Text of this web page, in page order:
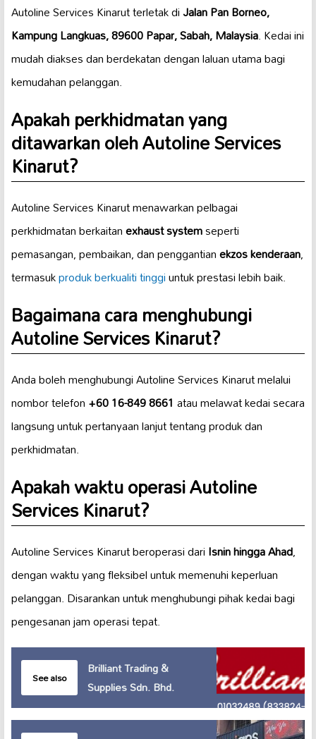
Autoline Services Kinarut terletak diJalan Pan Borneo,
Kampung Langkuas, 89600 Papar, Sabah, Malaysia. Kedai ini
mudah diakses dan berdekatan dengan laluan utama bagi
kemudahan pelanggan.
Apakah perkhidmatan yang
ditawarkan oleh Autoline Services
Kinarut?
Autoline Services Kinarut menawarkan pelbagai
perkhidmatan berkaitanexhaust systemseperti
pemasangan, pembaikan, dan penggantianekzos kenderaan,
termasukproduk berkualiti tinggiuntuk prestasi lebih baik.
Bagaimana cara menghubungi
Autoline Services Kinarut?
Anda boleh menghubungi Autoline Services Kinarut melalui
nombor telefon+60 16-849 8661 atau melawat kedai secara
langsung untuk pertanyaan lanjut tentang produk dan
perkhidmatan.
Apakah waktu operasi Autoline
Services Kinarut?
Autoline Services Kinarut beroperasi dariIsnin hingga Ahad,
dengan waktu yang fleksibel untuk memenuhi keperluan
pelanggan. Disarankan untuk menghubungi pihak kedai bagi
pengesanan jam operasi tepat.
See also
Brilliant Trading &
Supplies Sdn. Bhd.